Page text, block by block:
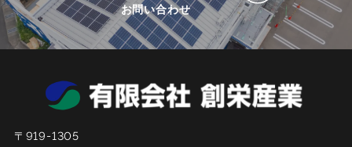
お問い合わせ
〒919-1305